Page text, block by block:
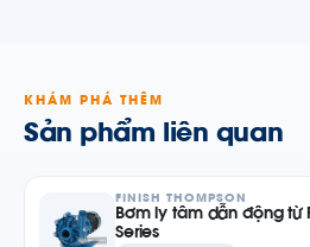
KHÁM PHÁ THÊM
Sản phẩm liên quan
FINISH THOMPSON
Bơm ly tâm dẫn động từ
Series